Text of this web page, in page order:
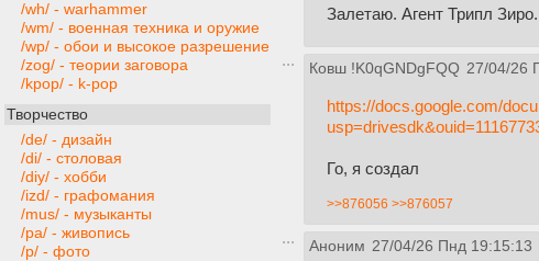
/wh/ - warhammer
/wm/ - военная техника и оружие
/wp/ - обои и высокое разрешение
/zog/ - теории заговора
/kpop/ - k-pop
Творчество
/de/ - дизайн
/di/ - столовая
/diy/ - хобби
/izd/ - графомания
/mus/ - музыканты
/pa/ - живопись
/p/ - фото
Залетаю. Агент Трипл
Ковш !K0qGNDgFQQ 27/04/26
https://docs.google.com/
Го, я создал
>>876056 >>876057
Аноним 27/04/26 Пнд 19:15:13